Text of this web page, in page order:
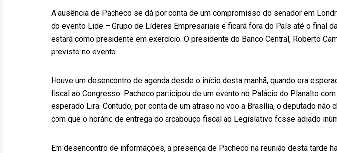
A ausência de Pacheco se dá por conta de um compromisso do senador em
do evento Lide – Grupo de Líderes Empresariais e ficará fora do País até o final
estará como presidente em exercício. O presidente do Banco Central, Roberto
previsto no evento.
Houve um desencontro de agenda desde o início desta manhã, quando era
fiscal ao Congresso. Pacheco participou de um evento no Palácio do Planalto
esperado Lira. Contudo, por conta de um atraso no voo a Brasília, o deputado não
com que o horário de entrega do arcabouço fiscal ao Legislativo fosse adiado
Em desencontro de informações, a presença de Pacheco na reunião desta tarde